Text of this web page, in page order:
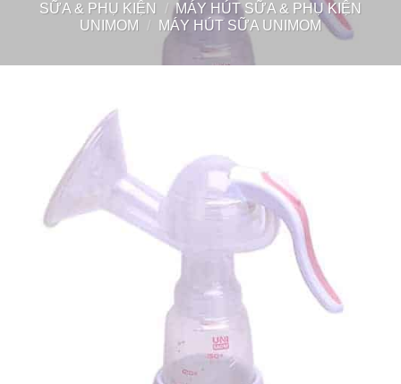
SỮA & PHỤ KIỆN
/ MÁY HÚT SỮA & PHỤ KIỆN
UNIMOM
/ MÁY HÚT SỮA UNIMOM